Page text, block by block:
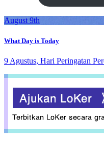
August 9th
What Day is Today
9 Agustus, Hari Peringatan